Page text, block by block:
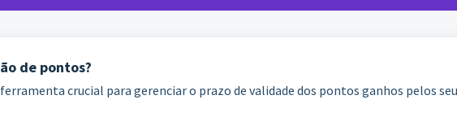
de pontos?
crucial para gerenciar o prazo de validade dos pontos ganhos pelos